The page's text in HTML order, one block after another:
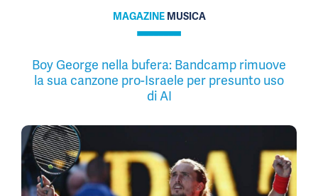
MAGAZINE MUSICA
Boy George nella bufera: Bandcamp rimuove
la sua canzone pro-Israele per presunto uso
di AI